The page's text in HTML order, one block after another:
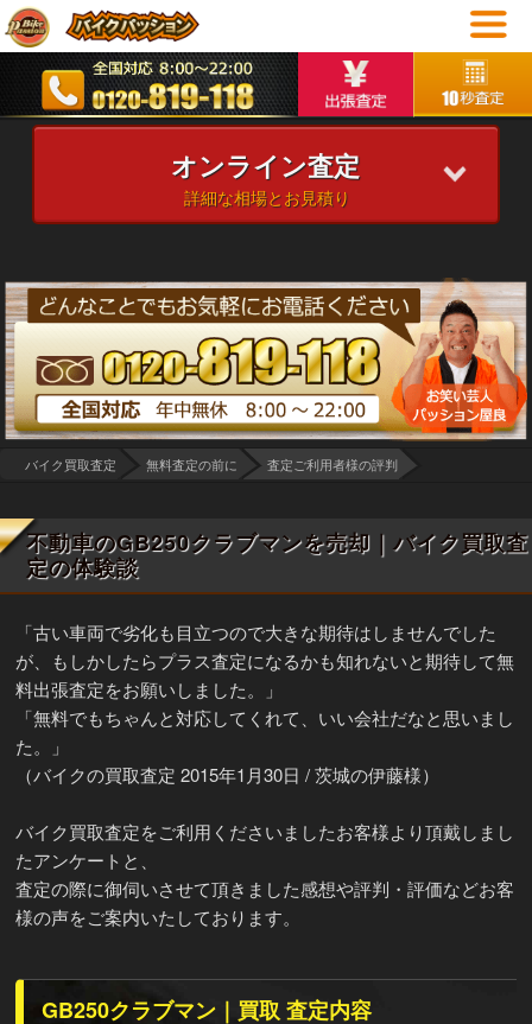
オンライン査定
詳細な相場とお見積り
バイク買取査定 無料査定の前に 査定ご利用者様の評判
不動車のGB250クラブマンを売却｜バイク買取査
定の体験談
「古い車両で劣化も目立つので大きな期待はしませんでした
が、もしかしたらプラス査定になるかも知れないと期待して無
料出張査定をお願いしました。」
「無料でもちゃんと対応してくれて、いい会社だなと思いまし
た。」
（バイクの買取査定 2015年1月30日 / 茨城の伊藤様）
バイク買取査定をご利用くださいましたお客様より頂戴しまし
たアンケートと、
査定の際に御伺いさせて頂きました感想や評判・評価などお客
様の声をご案内いたしております。
GB250クラブマン｜買取 査定内容